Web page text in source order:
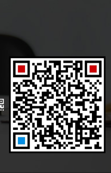
当按照有关法
算;从事生产
其他有关资料
品、提供或者
度和会计核算
案。您的财务
的，应依照国
四、按照规定
定安装、使用
自改动税控装
义务您必须依
税申报，报送
您必须依照法
要求您报送的